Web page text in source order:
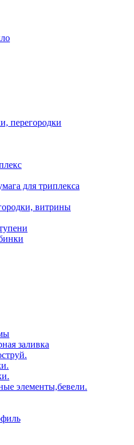
перегородки
для триплекса
витрины
заливка
элементы,бевели.